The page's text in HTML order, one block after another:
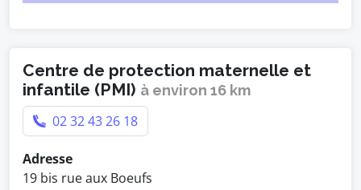
Centre de protection maternelle et
infantile (PMI) à environ 16 km
02 32 43 26 18
Adresse
19 bis rue aux Boeufs